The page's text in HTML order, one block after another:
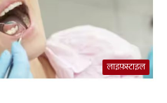
लाइफ़स्टाइल